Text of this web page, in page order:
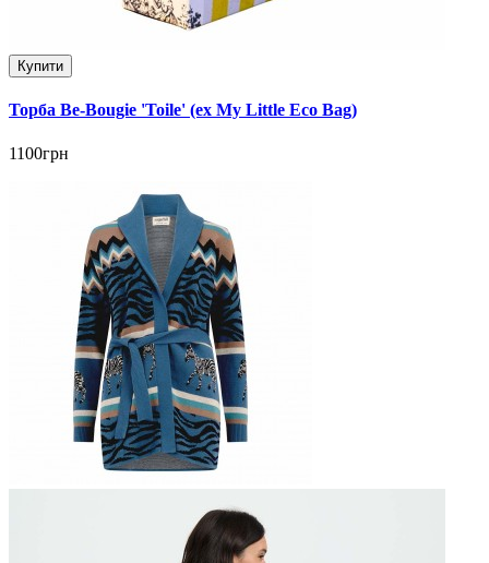
Купити
Торба Be-Bougie 'Toile' (ex My Little Eco Bag)
1100грн